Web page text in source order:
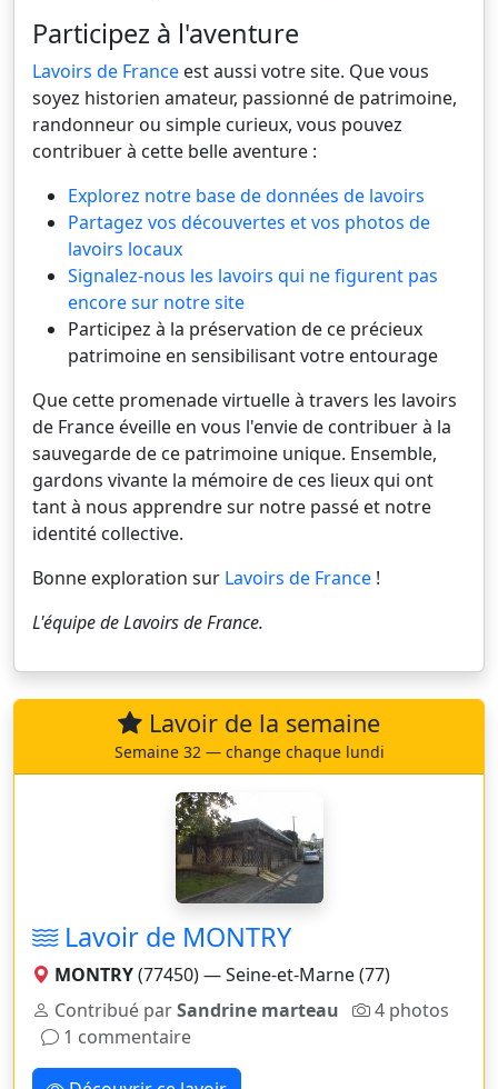
Participez à l'aventure
Lavoirs de France est aussi votre site. Que vous
soyez historien amateur, passionné de patrimoine,
randonneur ou simple curieux, vous pouvez
contribuer à cette belle aventure :
Explorez notre base de données de lavoirs
Partagez vos découvertes et vos photos de
lavoirs locaux
Signalez-nous les lavoirs qui ne figurent pas
encore sur notre site
Participez à la préservation de ce précieux
patrimoine en sensibilisant votre entourage
Que cette promenade virtuelle à travers les lavoirs
de France éveille en vous l'envie de contribuer à la
sauvegarde de ce patrimoine unique. Ensemble,
gardons vivante la mémoire de ces lieux qui ont
tant à nous apprendre sur notre passé et notre
identité collective.
Bonne exploration sur Lavoirs de France !
L'équipe deLavoirs de France.
Lavoir de la semaine
Semaine 32 — change chaque lundi
Lavoir de MONTRY
MONTRY(77450) — Seine-et-Marne (77)
Contribué parSandrine marteau
4 photos
1 commentaire